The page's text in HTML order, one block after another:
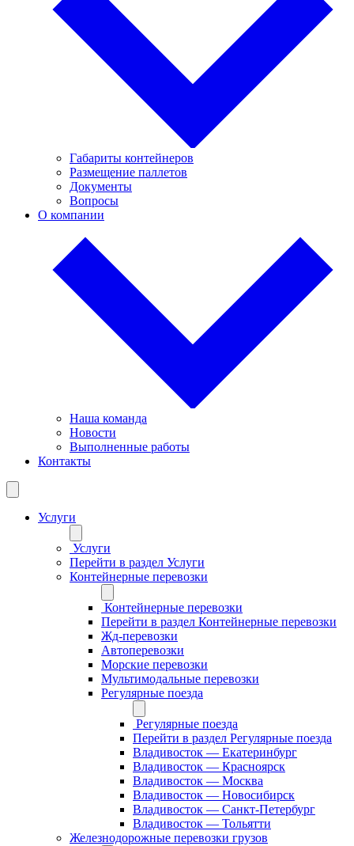
Габариты контейнеров
Размещение паллетов
Документы
Вопросы
О компании
Наша команда
Новости
Выполненные работы
Контакты
Услуги
Услуги
Перейти в раздел Услуги
Контейнерные перевозки
Контейнерные перевозки
Перейти в раздел Контейнерные перевозки
Жд-перевозки
Автоперевозки
Морские перевозки
Мультимодальные перевозки
Регулярные поезда
Регулярные поезда
Перейти в раздел Регулярные поезда
Владивосток — Екатеринбург
Владивосток — Красноярск
Владивосток — Москва
Владивосток — Новосибирск
Владивосток — Санкт-Петербург
Владивосток — Тольятти
Железнодорожные перевозки грузов